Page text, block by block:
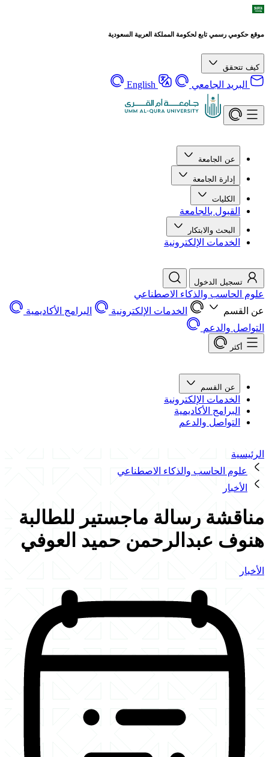
موقع حكومي رسمي تابع لحكومة المملكة العربية السعودية
كيف تتحقق
البريد الجامعي English
عن الجامعة
إدارة الجامعة
الكليات
القبول بالجامعة
البحث والابتكار
الخدمات الإلكترونية
تسجيل الدخول
علوم الحاسب والذكاء الاصطناعي
عن القسم
الخدمات الإلكترونية
البرامج الأكاديمية
التواصل والدعم
أكثر
عن القسم
الخدمات الإلكترونية
البرامج الأكاديمية
التواصل والدعم
الرئيسية
علوم الحاسب والذكاء الاصطناعي
الأخبار
مناقشة رسالة ماجستير للطالبة
هنوف عبدالرحمن حميد العوفي
الأخبار